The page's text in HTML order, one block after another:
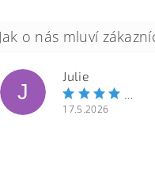
J
Julie
17.5.2026